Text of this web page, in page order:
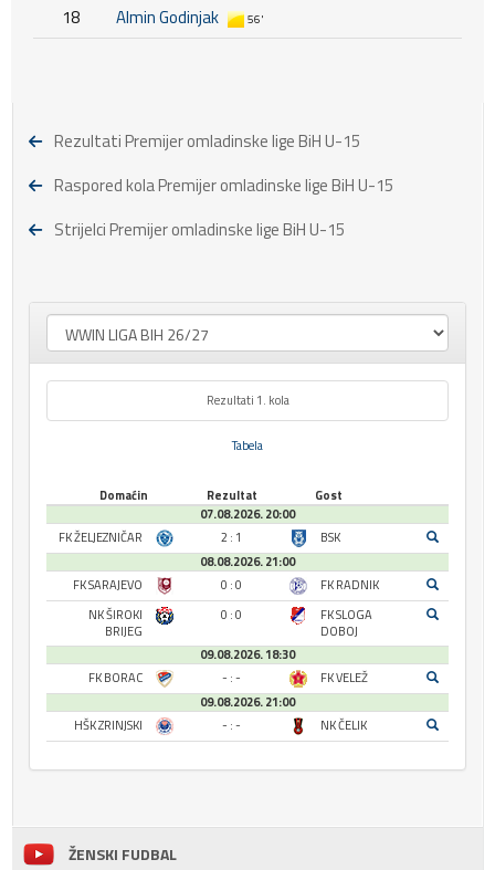
18 Almin Godinjak 56'
Rezultati Premijer omladinske lige BiH U-15
Raspored kola Premijer omladinske lige BiH U-15
Strijelci Premijer omladinske lige BiH U-15
Rezultati 1. kola
Tabela
Domaćin Rezultat
Gost
07.08.2026. 20:00
FK ŽELJEZNIČAR
2 : 1
BSK
08.08.2026. 21:00
FK SARAJEVO
0 : 0
FK RADNIK
NK ŠIROKI
BRIJEG
0 : 0
FK SLOGA
DOBOJ
09.08.2026. 18:30
FK BORAC
- : -
FK VELEŽ
09.08.2026. 21:00
HŠK ZRINJSKI
- : - NK ČELIK
ŽENSKI FUDBAL